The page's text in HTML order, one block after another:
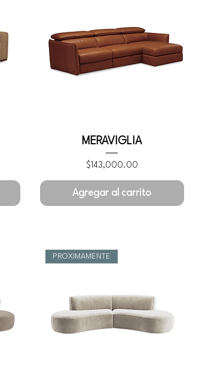
MERAVIGLIA
Precio
$143,000.00
Agregar al carrito
PROXIMAMENTE